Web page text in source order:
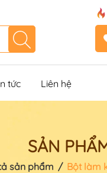
tức Liên hệ
SẢN
sản phẩm / Bột làm